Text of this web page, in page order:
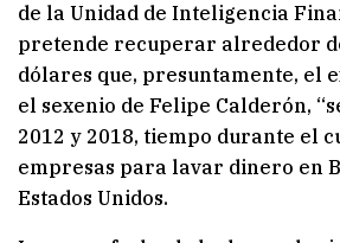
de la Unidad de Inteligencia
pretende recuperar alrededor
dólares que, presuntamente, el
el sexenio de Felipe Calderón,
2012 y 2018, tiempo durante el
empresas para lavar dinero en
Estados Unidos.